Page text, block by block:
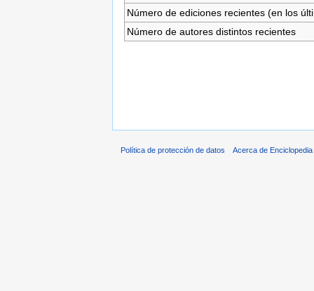
Número de ediciones recientes (en los
Número de autores distintos recientes
Política de protección de datos Acerca de